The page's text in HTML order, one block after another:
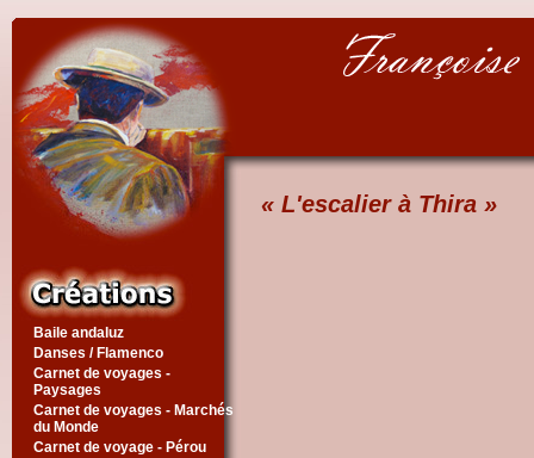
Baile andaluz
Danses / Flamenco
Carnet de voyages -
Paysages
Carnet de voyages - Marchés
du Monde
Carnet de voyage - Pérou
« L'escalier à Thira »